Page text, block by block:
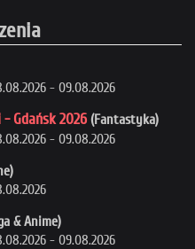
- 09.08.2026
Gdańsk 2026 (Fantastyka)
- 09.08.2026
& Anime)
- 09.08.2026